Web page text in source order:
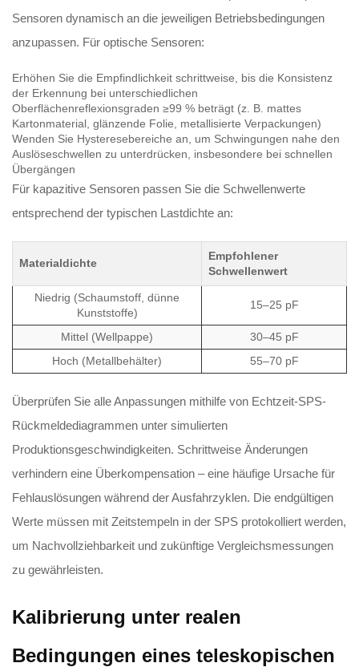
Sensoren dynamisch an die jeweiligen Betriebsbedingungen
anzupassen. Für optische Sensoren:
Erhöhen Sie die Empfindlichkeit schrittweise, bis die Konsistenz
der Erkennung bei unterschiedlichen
Oberflächenreflexionsgraden ≥99 % beträgt (z. B. mattes
Kartonmaterial, glänzende Folie, metallisierte Verpackungen)
Wenden Sie Hysteresebereiche an, um Schwingungen nahe den
Auslöseschwellen zu unterdrücken, insbesondere bei schnellen
Übergängen
Für kapazitive Sensoren passen Sie die Schwellenwerte
entsprechend der typischen Lastdichte an:
Materialdichte
Empfohlener
Schwellenwert
Niedrig (Schaumstoff, dünne
Kunststoffe)
15–25 pF
Mittel (Wellpappe)
30–45 pF
Hoch (Metallbehälter)
55–70 pF
Überprüfen Sie alle Anpassungen mithilfe von Echtzeit-SPS-
Rückmeldediagrammen unter simulierten
Produktionsgeschwindigkeiten. Schrittweise Änderungen
verhindern eine Überkompensation – eine häufige Ursache für
Fehlauslösungen während der Ausfahrzyklen. Die endgültigen
Werte müssen mit Zeitstempeln in der SPS protokolliert werden,
um Nachvollziehbarkeit und zukünftige Vergleichsmessungen
zu gewährleisten.
Kalibrierung unter realen
Bedingungen eines teleskopischen